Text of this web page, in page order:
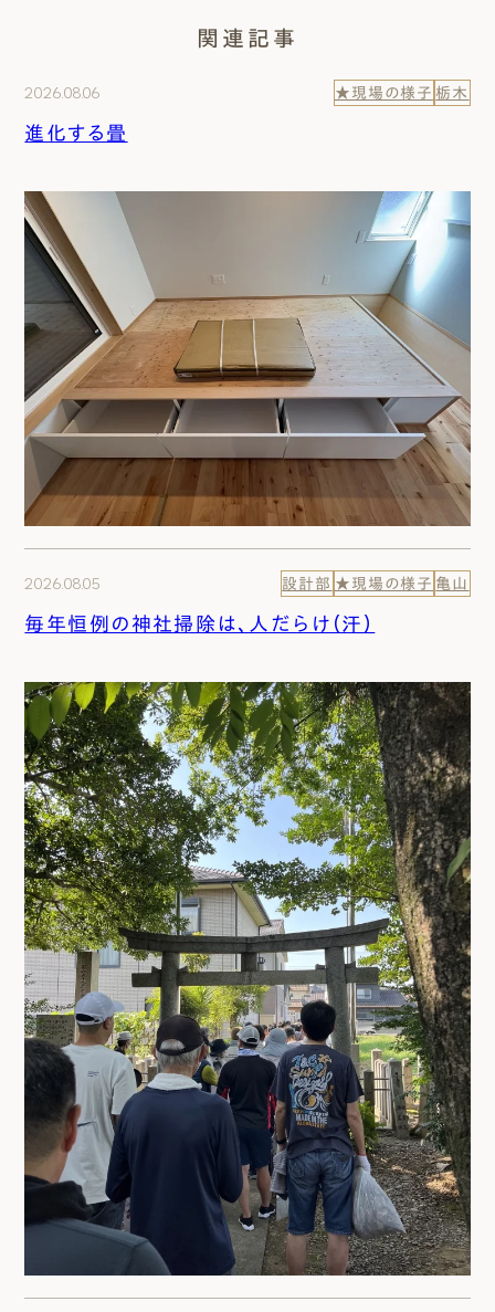
関連記事
2026.08.06 ★現場の様子 栃木
進化する畳
2026.08.05 設計部 ★現場の様子 亀山
毎年恒例の神社掃除は、人だらけ（汗）